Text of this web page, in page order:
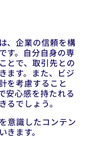
、企業の信頼を構
す。自分自身の専
とで、取引先との
ます。また、ビジ
を考慮すること
安心感を持たれる
るでしょう。
意識したコンテン
ます。